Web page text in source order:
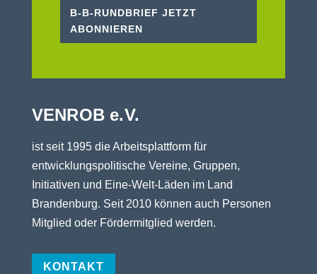
B-B-RUNDBRIEF JETZT
ABONNIEREN
VENROB e.V.
ist seit 1995 die Arbeitsplattform für
entwicklungspolitische Vereine, Gruppen,
Initiativen und Eine-Welt-Läden im Land
Brandenburg. Seit 2010 können auch Personen
Mitglied oder Fördermitglied werden.
KONTAKT